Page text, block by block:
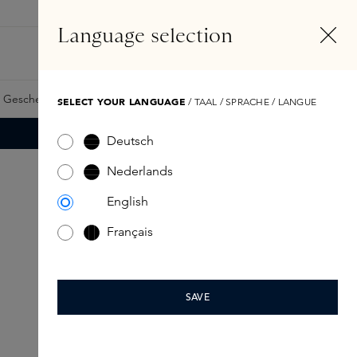
Samples Skins Exclusives Skins Boxen
Language selection
SELECT YOUR LANGUAGE / TAAL / SPRACHE / LANGUE
Deutsch
Nederlands
English
Français
SAVE